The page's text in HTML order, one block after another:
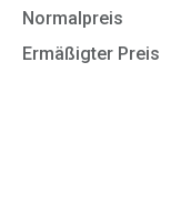
Normalpreis
Ermäßigter Preis